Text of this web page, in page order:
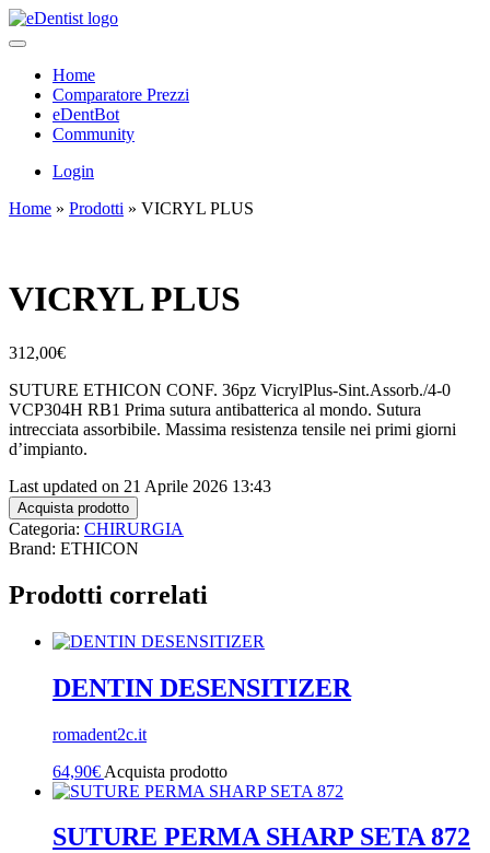
Home
Comparatore Prezzi
eDentBot
Community
Login
Home » Prodotti » VICRYL PLUS
VICRYL PLUS
312,00€
SUTURE ETHICON CONF. 36pz VicrylPlus-Sint.Assorb./4-0
VCP304H RB1 Prima sutura antibatterica al mondo. Sutura
intrecciata assorbibile. Massima resistenza tensile nei primi giorni
d’impianto.
Last updated on 21 Aprile 2026 13:43
Acquista prodotto
Categoria: CHIRURGIA
Brand: ETHICON
Prodotti correlati
DENTIN DESENSITIZER
romadent2c.it
64,90€ Acquista prodotto
SUTURE PERMA SHARP SETA 872